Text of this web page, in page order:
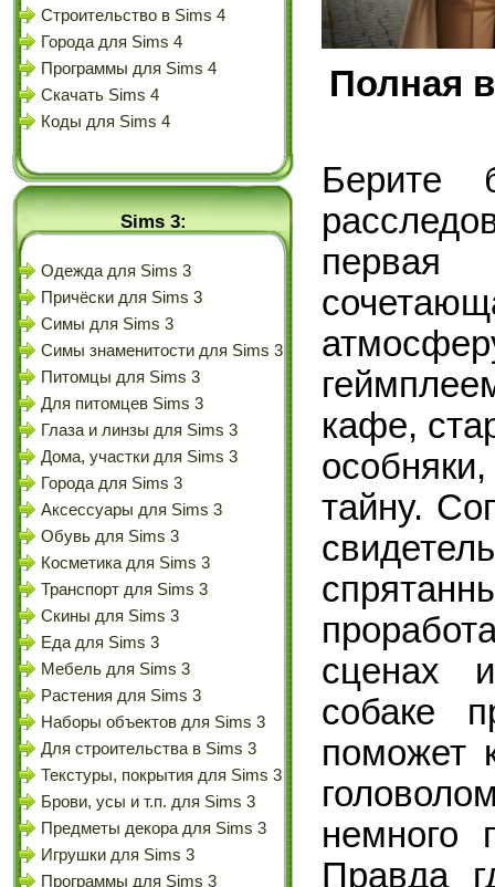
Строительство в Sims 4
Города для Sims 4
Программы для Sims 4
Скачать Sims 4
Коды для Sims 4
Sims 3:
Одежда для Sims 3
Причёски для Sims 3
Симы для Sims 3
Симы знаменитости для Sims 3
Питомцы для Sims 3
Для питомцев Sims 3
Глаза и линзы для Sims 3
Дома, участки для Sims 3
Города для Sims 3
Аксессуары для Sims 3
Обувь для Sims 3
Косметика для Sims 3
Транспорт для Sims 3
Скины для Sims 3
Еда для Sims 3
Мебель для Sims 3
Растения для Sims 3
Наборы объектов для Sims 3
Для строительства в Sims 3
Текстуры, покрытия для Sims 3
Брови, усы и т.п. для Sims 3
Предметы декора для Sims 3
Игрушки для Sims 3
Программы для Sims 3
Полная
Берите
кафе,
тайну.
сценах
собаке
поможет
немного
Правда